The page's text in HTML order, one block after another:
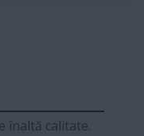
înaltă calitate.